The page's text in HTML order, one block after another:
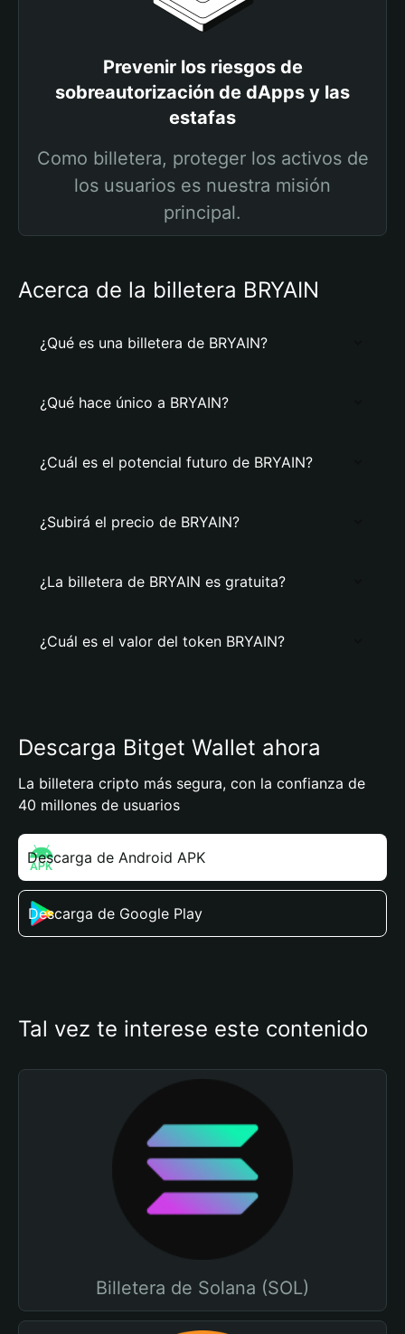
Prevenir los riesgos de
sobreautorización de dApps y las
estafas
Como billetera, proteger los activos de
los usuarios es nuestra misión
principal.
Acerca de la billetera BRYAIN
¿Qué es una billetera de BRYAIN?
¿Qué hace único a BRYAIN?
¿Cuál es el potencial futuro de BRYAIN?
¿Subirá el precio de BRYAIN?
¿La billetera de BRYAIN es gratuita?
¿Cuál es el valor del token BRYAIN?
Descarga Bitget Wallet ahora
La billetera cripto más segura, con la confianza de
40 millones de usuarios
Descarga de Android APK
Descarga de Google Play
Tal vez te interese este contenido
Billetera de Solana (SOL)